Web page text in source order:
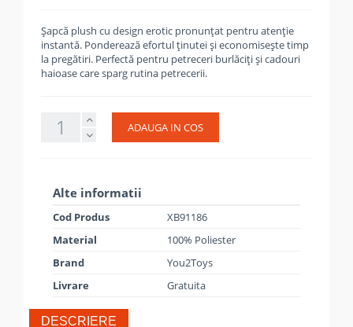
Șapcă plush cu design erotic pronunțat pentru atenție
instantă. Ponderează efortul ținutei și economisește timp
la pregătiri. Perfectă pentru petreceri burlăciți și cadouri
haioase care sparg rutina petrecerii.
ADAUGA IN COS
Alte informatii
Cod Produs
XB91186
Material
100% Poliester
Brand
You2Toys
Livrare
Gratuita
DESCRIERE